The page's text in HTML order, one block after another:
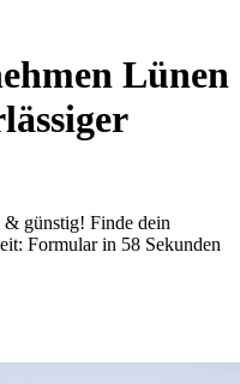
Lünen
günstig! Finde dein
Formular in 58 Sekunden